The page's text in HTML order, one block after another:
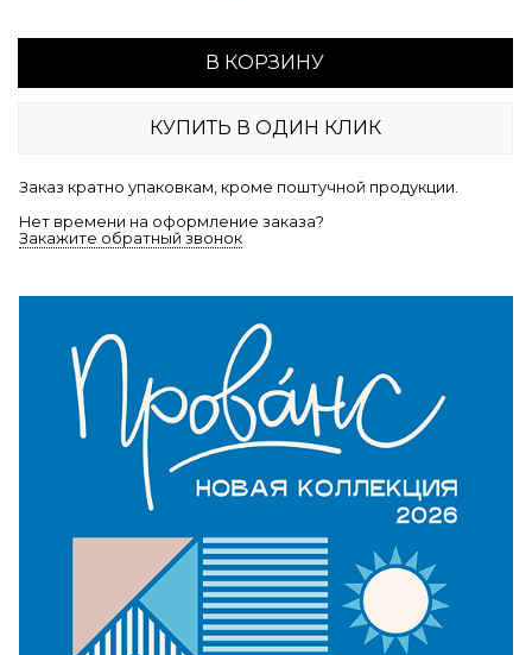
В КОРЗИНУ
КУПИТЬ В ОДИН КЛИК
Заказ кратно упаковкам, кроме поштучной продукции.
Нет времени на оформление заказа?
Закажите обратный звонок